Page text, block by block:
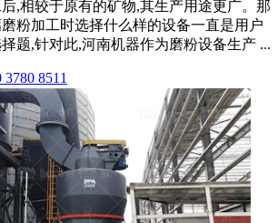
,相较于原有的矿物,其生产用途更广。那
粉加工时选择什么样的设备一直是用户
题,针对此,河南机器作为磨粉设备生产 ...
8511